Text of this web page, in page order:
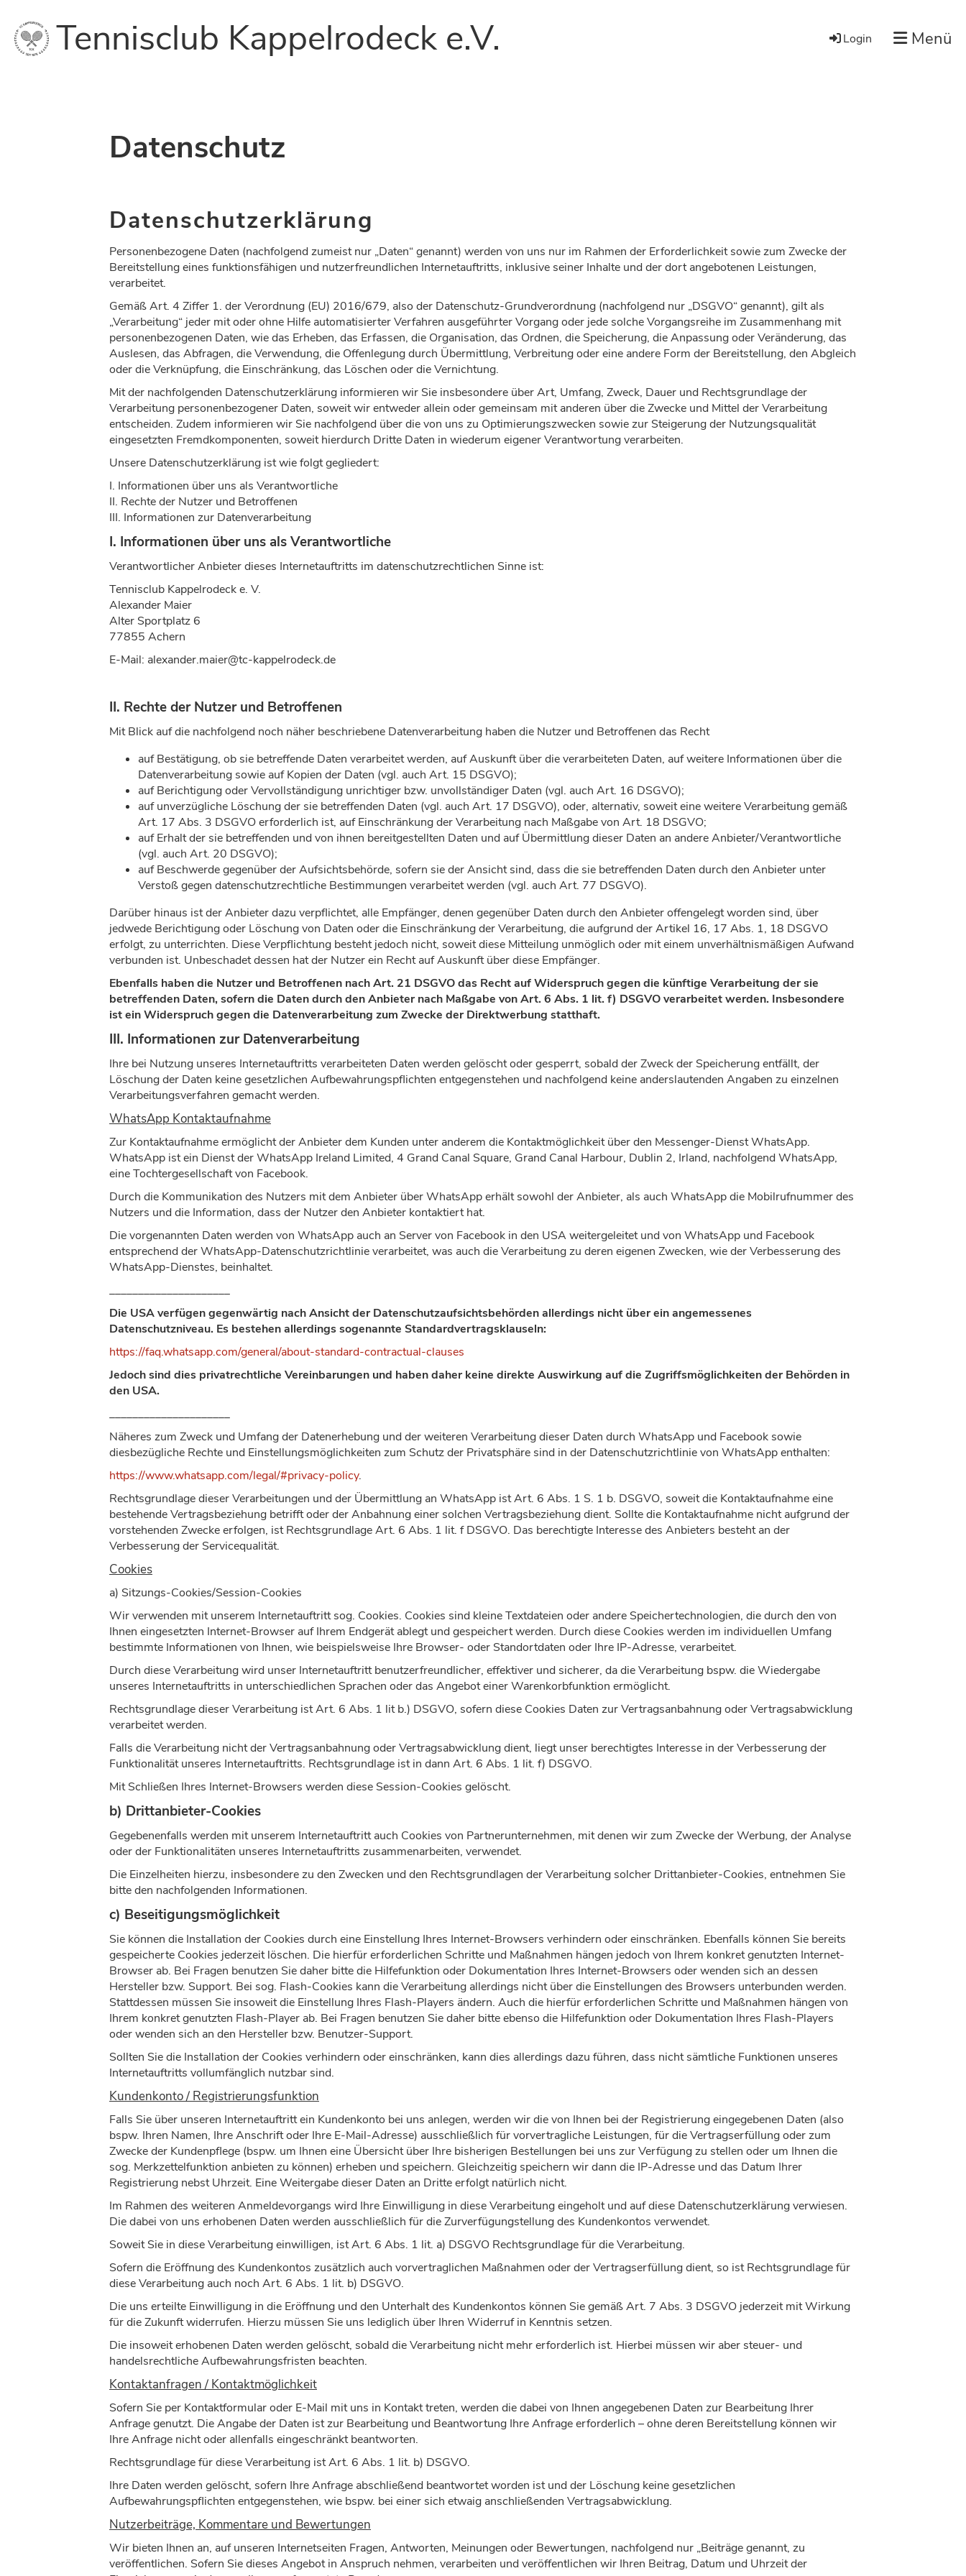
Tennisclub Kappelrodeck e.V. Login Menü
Datenschutz
Datenschutzerklärung
Personenbezogene Daten (nachfolgend zumeist nur „Daten“ genannt) werden von uns nur im Rahmen der Erforderlichkeit sowie zum Zwecke der
Bereitstellung eines funktionsfähigen und nutzerfreundlichen Internetauftritts, inklusive seiner Inhalte und der dort angebotenen Leistungen,
verarbeitet.
Gemäß Art. 4 Ziffer 1. der Verordnung (EU) 2016/679, also der Datenschutz-Grundverordnung (nachfolgend nur „DSGVO“ genannt), gilt als
„Verarbeitung“ jeder mit oder ohne Hilfe automatisierter Verfahren ausgeführter Vorgang oder jede solche Vorgangsreihe im Zusammenhang mit
personenbezogenen Daten, wie das Erheben, das Erfassen, die Organisation, das Ordnen, die Speicherung, die Anpassung oder Veränderung, das
Auslesen, das Abfragen, die Verwendung, die Offenlegung durch Übermittlung, Verbreitung oder eine andere Form der Bereitstellung, den Abgleich
oder die Verknüpfung, die Einschränkung, das Löschen oder die Vernichtung.
Mit der nachfolgenden Datenschutzerklärung informieren wir Sie insbesondere über Art, Umfang, Zweck, Dauer und Rechtsgrundlage der
Verarbeitung personenbezogener Daten, soweit wir entweder allein oder gemeinsam mit anderen über die Zwecke und Mittel der Verarbeitung
entscheiden. Zudem informieren wir Sie nachfolgend über die von uns zu Optimierungszwecken sowie zur Steigerung der Nutzungsqualität
eingesetzten Fremdkomponenten, soweit hierdurch Dritte Daten in wiederum eigener Verantwortung verarbeiten.
Unsere Datenschutzerklärung ist wie folgt gegliedert:
I. Informationen über uns als Verantwortliche
II. Rechte der Nutzer und Betroffenen
III. Informationen zur Datenverarbeitung
I. Informationen über uns als Verantwortliche
Verantwortlicher Anbieter dieses Internetauftritts im datenschutzrechtlichen Sinne ist:
Tennisclub Kappelrodeck e. V.
Alexander Maier
Alter Sportplatz 6
77855 Achern
E-Mail: alexander.maier@tc-kappelrodeck.de
II. Rechte der Nutzer und Betroffenen
Mit Blick auf die nachfolgend noch näher beschriebene Datenverarbeitung haben die Nutzer und Betroffenen das Recht
auf Bestätigung, ob sie betreffende Daten verarbeitet werden, auf Auskunft über die verarbeiteten Daten, auf weitere Informationen über die
Datenverarbeitung sowie auf Kopien der Daten (vgl. auch Art. 15 DSGVO);
auf Berichtigung oder Vervollständigung unrichtiger bzw. unvollständiger Daten (vgl. auch Art. 16 DSGVO);
auf unverzügliche Löschung der sie betreffenden Daten (vgl. auch Art. 17 DSGVO), oder, alternativ, soweit eine weitere Verarbeitung gemäß
Art. 17 Abs. 3 DSGVO erforderlich ist, auf Einschränkung der Verarbeitung nach Maßgabe von Art. 18 DSGVO;
auf Erhalt der sie betreffenden und von ihnen bereitgestellten Daten und auf Übermittlung dieser Daten an andere Anbieter/Verantwortliche
(vgl. auch Art. 20 DSGVO);
auf Beschwerde gegenüber der Aufsichtsbehörde, sofern sie der Ansicht sind, dass die sie betreffenden Daten durch den Anbieter unter
Verstoß gegen datenschutzrechtliche Bestimmungen verarbeitet werden (vgl. auch Art. 77 DSGVO).
Darüber hinaus ist der Anbieter dazu verpflichtet, alle Empfänger, denen gegenüber Daten durch den Anbieter offengelegt worden sind, über
jedwede Berichtigung oder Löschung von Daten oder die Einschränkung der Verarbeitung, die aufgrund der Artikel 16, 17 Abs. 1, 18 DSGVO
erfolgt, zu unterrichten. Diese Verpflichtung besteht jedoch nicht, soweit diese Mitteilung unmöglich oder mit einem unverhältnismäßigen Aufwand
verbunden ist. Unbeschadet dessen hat der Nutzer ein Recht auf Auskunft über diese Empfänger.
Ebenfalls haben die Nutzer und Betroffenen nach Art. 21 DSGVO das Recht auf Widerspruch gegen die künftige Verarbeitung der sie
betreffenden Daten, sofern die Daten durch den Anbieter nach Maßgabe von Art. 6 Abs. 1 lit. f) DSGVO verarbeitet werden. Insbesondere
ist ein Widerspruch gegen die Datenverarbeitung zum Zwecke der Direktwerbung statthaft.
III. Informationen zur Datenverarbeitung
Ihre bei Nutzung unseres Internetauftritts verarbeiteten Daten werden gelöscht oder gesperrt, sobald der Zweck der Speicherung entfällt, der
Löschung der Daten keine gesetzlichen Aufbewahrungspflichten entgegenstehen und nachfolgend keine anderslautenden Angaben zu einzelnen
Verarbeitungsverfahren gemacht werden.
WhatsApp Kontaktaufnahme
Zur Kontaktaufnahme ermöglicht der Anbieter dem Kunden unter anderem die Kontaktmöglichkeit über den Messenger-Dienst WhatsApp.
WhatsApp ist ein Dienst der WhatsApp Ireland Limited, 4 Grand Canal Square, Grand Canal Harbour, Dublin 2, Irland, nachfolgend WhatsApp,
eine Tochtergesellschaft von Facebook.
Durch die Kommunikation des Nutzers mit dem Anbieter über WhatsApp erhält sowohl der Anbieter, als auch WhatsApp die Mobilrufnummer des
Nutzers und die Information, dass der Nutzer den Anbieter kontaktiert hat.
Die vorgenannten Daten werden von WhatsApp auch an Server von Facebook in den USA weitergeleitet und von WhatsApp und Facebook
entsprechend der WhatsApp-Datenschutzrichtlinie verarbeitet, was auch die Verarbeitung zu deren eigenen Zwecken, wie der Verbesserung des
WhatsApp-Dienstes, beinhaltet.
_____________________
Die USA verfügen gegenwärtig nach Ansicht der Datenschutzaufsichtsbehörden allerdings nicht über ein angemessenes
Datenschutzniveau. Es bestehen allerdings sogenannte Standardvertragsklauseln:
https://faq.whatsapp.com/general/about-standard-contractual-clauses
Jedoch sind dies privatrechtliche Vereinbarungen und haben daher keine direkte Auswirkung auf die Zugriffsmöglichkeiten der Behörden in
den USA.
_____________________
Näheres zum Zweck und Umfang der Datenerhebung und der weiteren Verarbeitung dieser Daten durch WhatsApp und Facebook sowie
diesbezügliche Rechte und Einstellungsmöglichkeiten zum Schutz der Privatsphäre sind in der Datenschutzrichtlinie von WhatsApp enthalten:
https://www.whatsapp.com/legal/#privacy-policy.
Rechtsgrundlage dieser Verarbeitungen und der Übermittlung an WhatsApp ist Art. 6 Abs. 1 S. 1 b. DSGVO, soweit die Kontaktaufnahme eine
bestehende Vertragsbeziehung betrifft oder der Anbahnung einer solchen Vertragsbeziehung dient. Sollte die Kontaktaufnahme nicht aufgrund der
vorstehenden Zwecke erfolgen, ist Rechtsgrundlage Art. 6 Abs. 1 lit. f DSGVO. Das berechtigte Interesse des Anbieters besteht an der
Verbesserung der Servicequalität.
Cookies
a) Sitzungs-Cookies/Session-Cookies
Wir verwenden mit unserem Internetauftritt sog. Cookies. Cookies sind kleine Textdateien oder andere Speichertechnologien, die durch den von
Ihnen eingesetzten Internet-Browser auf Ihrem Endgerät ablegt und gespeichert werden. Durch diese Cookies werden im individuellen Umfang
bestimmte Informationen von Ihnen, wie beispielsweise Ihre Browser- oder Standortdaten oder Ihre IP-Adresse, verarbeitet.
Durch diese Verarbeitung wird unser Internetauftritt benutzerfreundlicher, effektiver und sicherer, da die Verarbeitung bspw. die Wiedergabe
unseres Internetauftritts in unterschiedlichen Sprachen oder das Angebot einer Warenkorbfunktion ermöglicht.
Rechtsgrundlage dieser Verarbeitung ist Art. 6 Abs. 1 lit b.) DSGVO, sofern diese Cookies Daten zur Vertragsanbahnung oder Vertragsabwicklung
verarbeitet werden.
Falls die Verarbeitung nicht der Vertragsanbahnung oder Vertragsabwicklung dient, liegt unser berechtigtes Interesse in der Verbesserung der
Funktionalität unseres Internetauftritts. Rechtsgrundlage ist in dann Art. 6 Abs. 1 lit. f) DSGVO.
Mit Schließen Ihres Internet-Browsers werden diese Session-Cookies gelöscht.
b) Drittanbieter-Cookies
Gegebenenfalls werden mit unserem Internetauftritt auch Cookies von Partnerunternehmen, mit denen wir zum Zwecke der Werbung, der Analyse
oder der Funktionalitäten unseres Internetauftritts zusammenarbeiten, verwendet.
Die Einzelheiten hierzu, insbesondere zu den Zwecken und den Rechtsgrundlagen der Verarbeitung solcher Drittanbieter-Cookies, entnehmen Sie
bitte den nachfolgenden Informationen.
c) Beseitigungsmöglichkeit
Sie können die Installation der Cookies durch eine Einstellung Ihres Internet-Browsers verhindern oder einschränken. Ebenfalls können Sie bereits
gespeicherte Cookies jederzeit löschen. Die hierfür erforderlichen Schritte und Maßnahmen hängen jedoch von Ihrem konkret genutzten Internet-
Browser ab. Bei Fragen benutzen Sie daher bitte die Hilfefunktion oder Dokumentation Ihres Internet-Browsers oder wenden sich an dessen
Hersteller bzw. Support. Bei sog. Flash-Cookies kann die Verarbeitung allerdings nicht über die Einstellungen des Browsers unterbunden werden.
Stattdessen müssen Sie insoweit die Einstellung Ihres Flash-Players ändern. Auch die hierfür erforderlichen Schritte und Maßnahmen hängen von
Ihrem konkret genutzten Flash-Player ab. Bei Fragen benutzen Sie daher bitte ebenso die Hilfefunktion oder Dokumentation Ihres Flash-Players
oder wenden sich an den Hersteller bzw. Benutzer-Support.
Sollten Sie die Installation der Cookies verhindern oder einschränken, kann dies allerdings dazu führen, dass nicht sämtliche Funktionen unseres
Internetauftritts vollumfänglich nutzbar sind.
Kundenkonto / Registrierungsfunktion
Falls Sie über unseren Internetauftritt ein Kundenkonto bei uns anlegen, werden wir die von Ihnen bei der Registrierung eingegebenen Daten (also
bspw. Ihren Namen, Ihre Anschrift oder Ihre E-Mail-Adresse) ausschließlich für vorvertragliche Leistungen, für die Vertragserfüllung oder zum
Zwecke der Kundenpflege (bspw. um Ihnen eine Übersicht über Ihre bisherigen Bestellungen bei uns zur Verfügung zu stellen oder um Ihnen die
sog. Merkzettelfunktion anbieten zu können) erheben und speichern. Gleichzeitig speichern wir dann die IP-Adresse und das Datum Ihrer
Registrierung nebst Uhrzeit. Eine Weitergabe dieser Daten an Dritte erfolgt natürlich nicht.
Im Rahmen des weiteren Anmeldevorgangs wird Ihre Einwilligung in diese Verarbeitung eingeholt und auf diese Datenschutzerklärung verwiesen.
Die dabei von uns erhobenen Daten werden ausschließlich für die Zurverfügungstellung des Kundenkontos verwendet.
Soweit Sie in diese Verarbeitung einwilligen, ist Art. 6 Abs. 1 lit. a) DSGVO Rechtsgrundlage für die Verarbeitung.
Sofern die Eröffnung des Kundenkontos zusätzlich auch vorvertraglichen Maßnahmen oder der Vertragserfüllung dient, so ist Rechtsgrundlage für
diese Verarbeitung auch noch Art. 6 Abs. 1 lit. b) DSGVO.
Die uns erteilte Einwilligung in die Eröffnung und den Unterhalt des Kundenkontos können Sie gemäß Art. 7 Abs. 3 DSGVO jederzeit mit Wirkung
für die Zukunft widerrufen. Hierzu müssen Sie uns lediglich über Ihren Widerruf in Kenntnis setzen.
Die insoweit erhobenen Daten werden gelöscht, sobald die Verarbeitung nicht mehr erforderlich ist. Hierbei müssen wir aber steuer- und
handelsrechtliche Aufbewahrungsfristen beachten.
Kontaktanfragen / Kontaktmöglichkeit
Sofern Sie per Kontaktformular oder E-Mail mit uns in Kontakt treten, werden die dabei von Ihnen angegebenen Daten zur Bearbeitung Ihrer
Anfrage genutzt. Die Angabe der Daten ist zur Bearbeitung und Beantwortung Ihre Anfrage erforderlich – ohne deren Bereitstellung können wir
Ihre Anfrage nicht oder allenfalls eingeschränkt beantworten.
Rechtsgrundlage für diese Verarbeitung ist Art. 6 Abs. 1 lit. b) DSGVO.
Ihre Daten werden gelöscht, sofern Ihre Anfrage abschließend beantwortet worden ist und der Löschung keine gesetzlichen
Aufbewahrungspflichten entgegenstehen, wie bspw. bei einer sich etwaig anschließenden Vertragsabwicklung.
Nutzerbeiträge, Kommentare und Bewertungen
Wir bieten Ihnen an, auf unseren Internetseiten Fragen, Antworten, Meinungen oder Bewertungen, nachfolgend nur „Beiträge genannt, zu
veröffentlichen. Sofern Sie dieses Angebot in Anspruch nehmen, verarbeiten und veröffentlichen wir Ihren Beitrag, Datum und Uhrzeit der